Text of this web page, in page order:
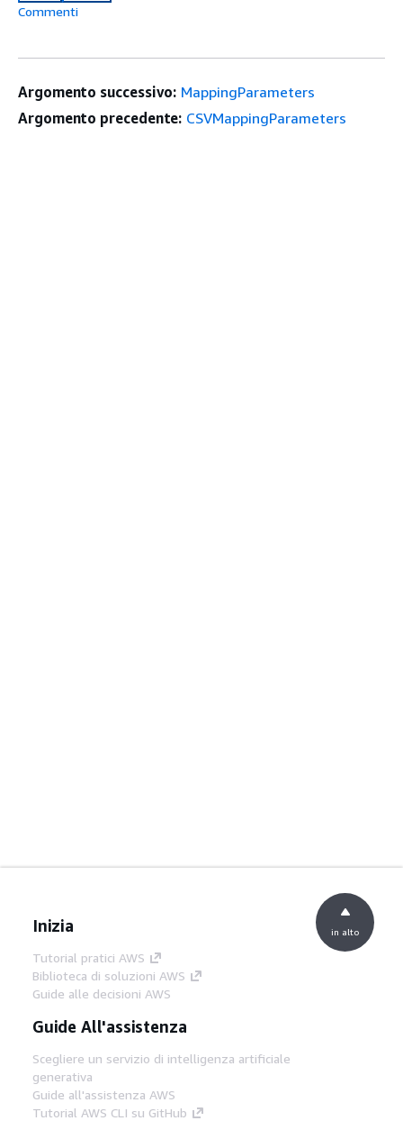
Commenti
Argomento successivo: MappingParameters
Argomento precedente: CSVMappingParameters
Inizia
Tutorial pratici AWS
Biblioteca di soluzioni AWS
Guide alle decisioni AWS
Guide All'assistenza
Scegliere un servizio di intelligenza artificiale
generativa
Guide all'assistenza AWS
Tutorial AWS CLI su GitHub
in alto